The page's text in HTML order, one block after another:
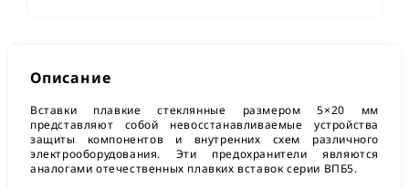
Описание
Вставки плавкие стеклянные размером 5×20 мм
представляют собой невосстанавливаемые устройства
защиты компонентов и внутренних схем различного
электрооборудования. Эти предохранители являются
аналогами отечественных плавких вставок серии ВПБ5.